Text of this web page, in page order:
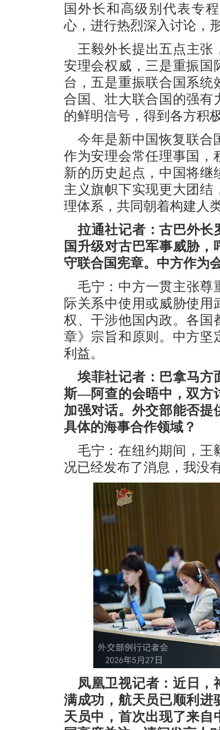
国外长和高级别代表专
心，进行热烈深入讨论，
王毅外长提出五点主张
安理会权威，三是重振国
台，五是重振联合国系
合国、壮大联合国的强有
的鲜明信号，得到各方积
今年是新中国恢复联合
作为安理会常任理事国，
新的历史起点，中国将继
主义旗帜下实现更大团结
理体系，共同朝着构建人
拉通社记者：古巴外长
国升级对古巴军事威胁
守联合国宪章。中方作为
毛宁：中方一贯主张尊
际关系中使用或威胁使
权、干涉他国内政。各国
章》宗旨和原则。中方坚
利益。
埃菲社记者：巴拿马方
斯—阿查的会晤中，双方
加强对话。外交部能否提
具体的海事合作领域？
毛宁：在纽约期间，王
况已经发布了消息，我没
凤凰卫视记者：近日，
满成功，航天员已顺利进
天员中，首次出现了来